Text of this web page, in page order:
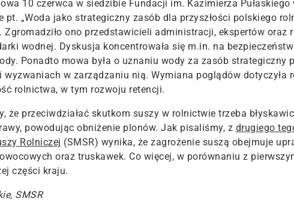
10 czerwca w siedzibie Fundacji im. Kazimierza Pułaskiego
pt. „Woda jako strategiczny zasób dla przyszłości polskiego
Zgromadziło ono przedstawicieli administracji, ekspertów oraz
wodnej. Dyskusja koncentrowała się m.in. na
Ponadto mowa była o uznaniu wody za zasób strategiczny
wyzwaniach w zarządzaniu nią. Wymiana poglądów dotyczyła
rolnictwa, w tym rozwoju retencji.
że przeciwdziałać skutkom suszy w rolnictwie trzeba
powodując obniżenie plonów. Jak pisaliśmy, z drugiego
Rolniczej (SMSR) wynika, że zagrożenie suszą obejmuje
oraz truskawek. Co więcej, w porównaniu z
części kraju.
SMSR